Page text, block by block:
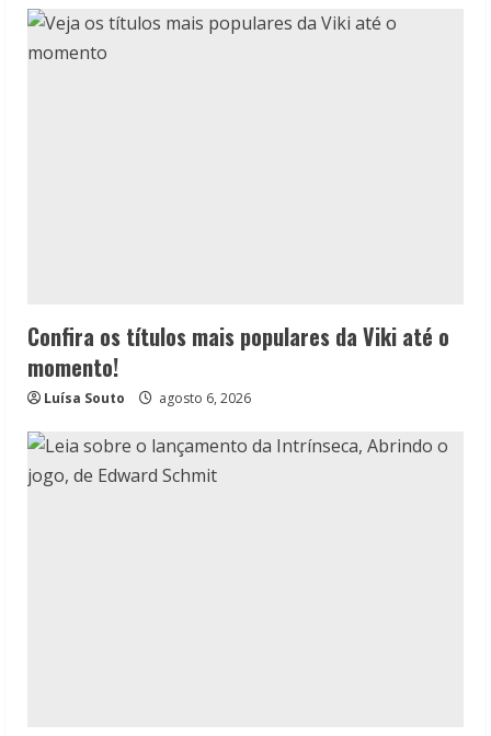
Confira os títulos mais populares da Viki até o
momento!
Luísa Souto agosto 6, 2026